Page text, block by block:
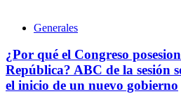
Generales
¿Por qué el Congreso
República? ABC de la sesión
el inicio de un nuevo gobierno